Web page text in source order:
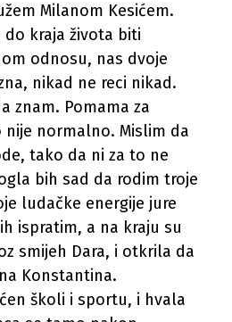
Milanom Kesićem.
kraja života biti
odnosu, nas dvoje
nikad ne reci nikad.
znam. Pomama za
normalno. Mislim da
tako da ni za to ne
bih sad da rodim troje
ludačke energije jure
ispratim, a na kraju su
smijeh Dara, i otkrila da
Konstantina.
školi i sportu, i hvala